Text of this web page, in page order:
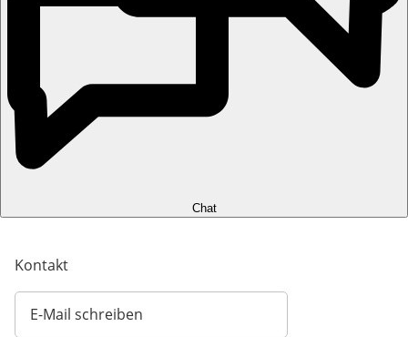
Chat
Kontakt
E-Mail schreiben
Öffnet E-Mail-Client